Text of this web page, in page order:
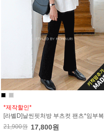
*제작할인*
[라벨D]날씬핏처방 부츠컷 팬츠*임부복
21,900원 17,800원